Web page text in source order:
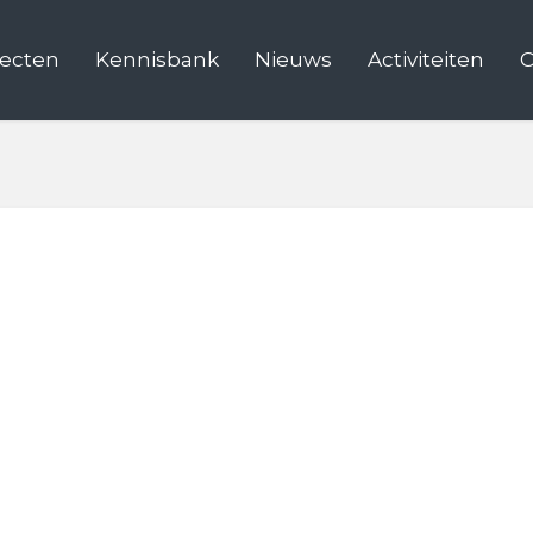
Kennisbank Nieuws Activiteiten